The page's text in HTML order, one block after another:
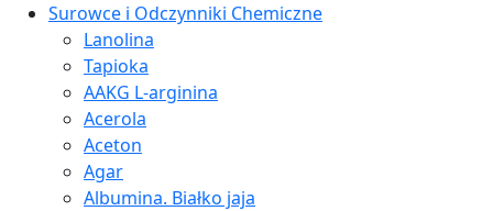
Surowce i Odczynniki Chemiczne
Lanolina
Tapioka
AAKG L-arginina
Acerola
Aceton
Agar
Albumina. Białko jaja